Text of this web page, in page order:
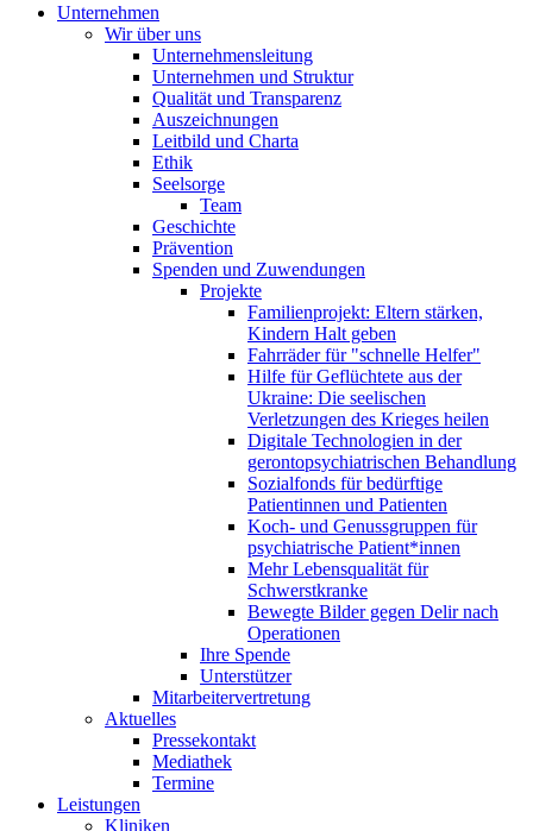
Unternehmen
Wir über uns
Unternehmensleitung
Unternehmen und Struktur
Qualität und Transparenz
Auszeichnungen
Leitbild und Charta
Ethik
Seelsorge
Team
Geschichte
Prävention
Spenden und Zuwendungen
Projekte
Familienprojekt: Eltern stärken,
Kindern Halt geben
Fahrräder für "schnelle Helfer"
Hilfe für Geflüchtete aus der
Ukraine: Die seelischen
Verletzungen des Krieges heilen
Digitale Technologien in der
gerontopsychiatrischen Behandlung
Sozialfonds für bedürftige
Patientinnen und Patienten
Koch- und Genussgruppen für
psychiatrische Patient*innen
Mehr Lebensqualität für
Schwerstkranke
Bewegte Bilder gegen Delir nach
Operationen
Ihre Spende
Unterstützer
Mitarbeitervertretung
Aktuelles
Pressekontakt
Mediathek
Termine
Leistungen
Kliniken